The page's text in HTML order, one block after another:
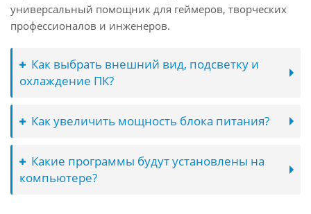
универсальный помощник для геймеров, творческих
профессионалов и инженеров.
Как выбрать внешний вид, подсветку и
охлаждение ПК?
Как увеличить мощность блока питания?
Какие программы будут установлены на
компьютере?